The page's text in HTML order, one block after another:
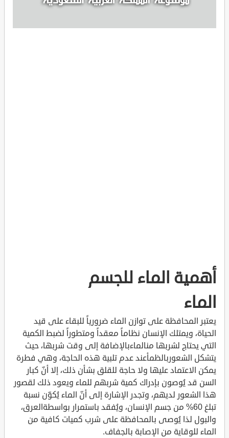
أهمية الماء للجسم
الماء
يعتبر المحافظة على توازن الماء ضرورياً للبقاء على قيد
الحياة، ويمتلك الإنسان نظاماً معقداً ومتطوراً لضبط الكمية
التي يحتاج لشربها منالماءبالإضافة إلى وقت شربها، حيث
يتشكل الشعوربالظمأعند عدم تلبية هذه الحاجة، وهي فطرة
يمكن الاعتماد عليها ولا حاجة للقلق بشأن ذلك، إلا أنّ كبار
السن قد يُوصون بإدراك كمية شربهم للماء ويعود ذلك لقصور
هذا الشعور لديهم، وتجدر الإشارة إلى أنّ الماء يُكوّن نسبة
تبلغ 60% من جسم الإنسان، ويُفقد باستمرار بواسطةالعرق،
والبول لذا يُوصى بالمحافظة على شرب كميات كافية من
الماء للوقاية من الإصابة بالجفاف.